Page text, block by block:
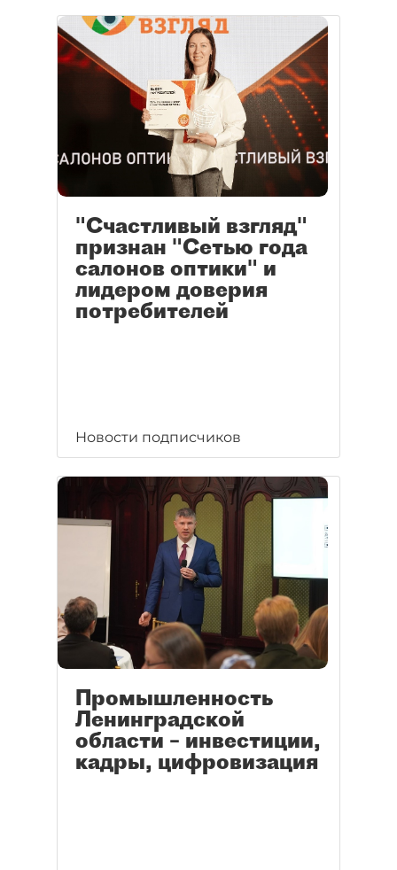
"Счастливый взгляд"
признан "Сетью года
салонов оптики" и
лидером доверия
потребителей
Новости подписчиков
Промышленность
Ленинградской
области – инвестиции,
кадры, цифровизация